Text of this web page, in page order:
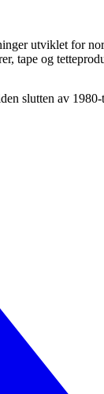
utviklet for
tape og
slutten av